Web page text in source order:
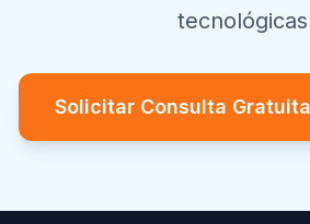
Solicitar Consulta